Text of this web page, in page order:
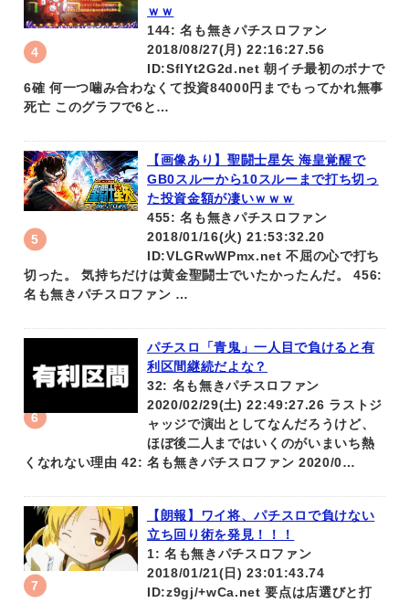
ｗｗ
144: 名も無きパチスロファン
2018/08/27(月) 22:16:27.56
ID:SflYt2G2d.net 朝イチ最初のボナで
6確 何一つ噛み合わなくて投資84000円までもってかれ無事
死亡 このグラフで6と…
【画像あり】聖闘士星矢 海皇覚醒で
GB0スルーから10スルーまで打ち切っ
た投資金額が凄いｗｗｗ
455: 名も無きパチスロファン
2018/01/16(火) 21:53:32.20
ID:VLGRwWPmx.net 不屈の心で打ち
切った。 気持ちだけは黄金聖闘士でいたかったんだ。 456:
名も無きパチスロファン …
パチスロ「青鬼」一人目で負けると有
利区間継続だよな？
32: 名も無きパチスロファン
2020/02/29(土) 22:49:27.26 ラストジ
ャッジで演出としてなんだろうけど、
ほぼ後二人まではいくのがいまいち熱
くなれない理由 42: 名も無きパチスロファン 2020/0…
【朗報】ワイ将、パチスロで負けない
立ち回り術を発見！！！
1: 名も無きパチスロファン
2018/01/21(日) 23:01:43.74
ID:z9gj/+wCa.net 要点は店選びと打